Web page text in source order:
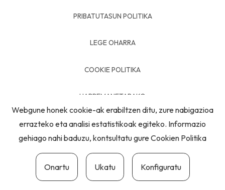
PRIBATUTASUN POLITIKA
LEGE OHARRA
COOKIE POLITIKA
HARREMANETARAKO
Webgune honek cookie-ak erabiltzen ditu, zure nabigazioa
errazteko eta analisi estatistikoak egiteko. Informazio
gehiago nahi baduzu, kontsultatu gureCookien Politika
Onartu Ukatu Konfiguratu